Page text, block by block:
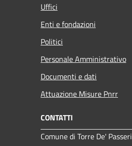
Uffici
Enti e fondazioni
Politici
Personale Amministrativo
Documenti e dati
Attuazione Misure Pnrr
CONTATTI
Comune di Torre De' Passeri